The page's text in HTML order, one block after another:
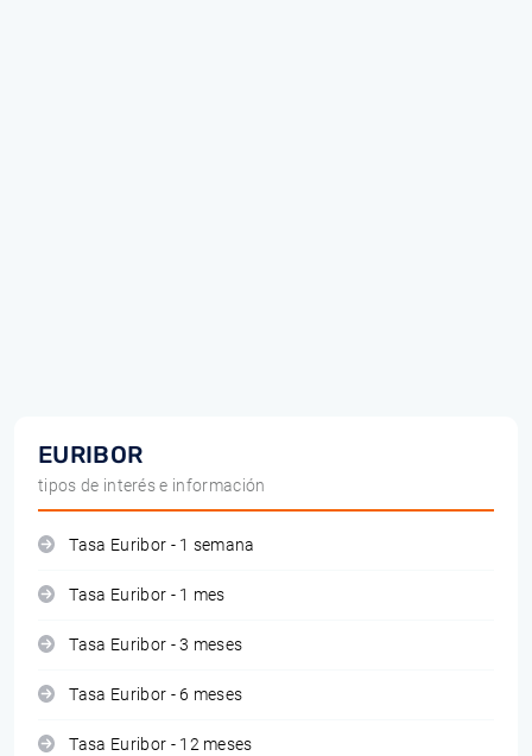
EURIBOR
tipos de interés e información
Tasa Euribor - 1 semana
Tasa Euribor - 1 mes
Tasa Euribor - 3 meses
Tasa Euribor - 6 meses
Tasa Euribor - 12 meses